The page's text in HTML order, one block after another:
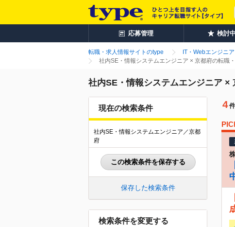
応募管理 検討
転職・求人情報サイトのtype IT・Webエンジニア
社内SE・情報システムエンジニア × 京都府の転職
社内SE・情報システムエンジニア ×
現在の検索条件
社内SE・情報システムエンジニア／京都
府
この検索条件を保存する
保存した検索条件
検索条件を変更する
4